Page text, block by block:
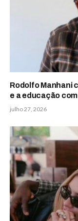
Rodolfo Manhani
e a educação
julho 27, 2026